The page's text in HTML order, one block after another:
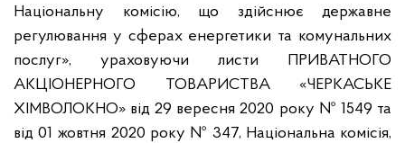
Національну комісію, що здійснює державне
регулювання у сферах енергетики та комунальних
послуг», ураховуючи листи ПРИВАТНОГО
АКЦІОНЕРНОГО ТОВАРИСТВА «ЧЕРКАСЬКЕ
ХІМВОЛОКНО» від 29 вересня 2020 року № 1549 та
від 01 жовтня 2020 року № 347, Національна комісія,